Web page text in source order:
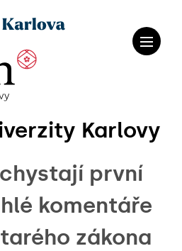
Karlovy
první
komentáře
zákona